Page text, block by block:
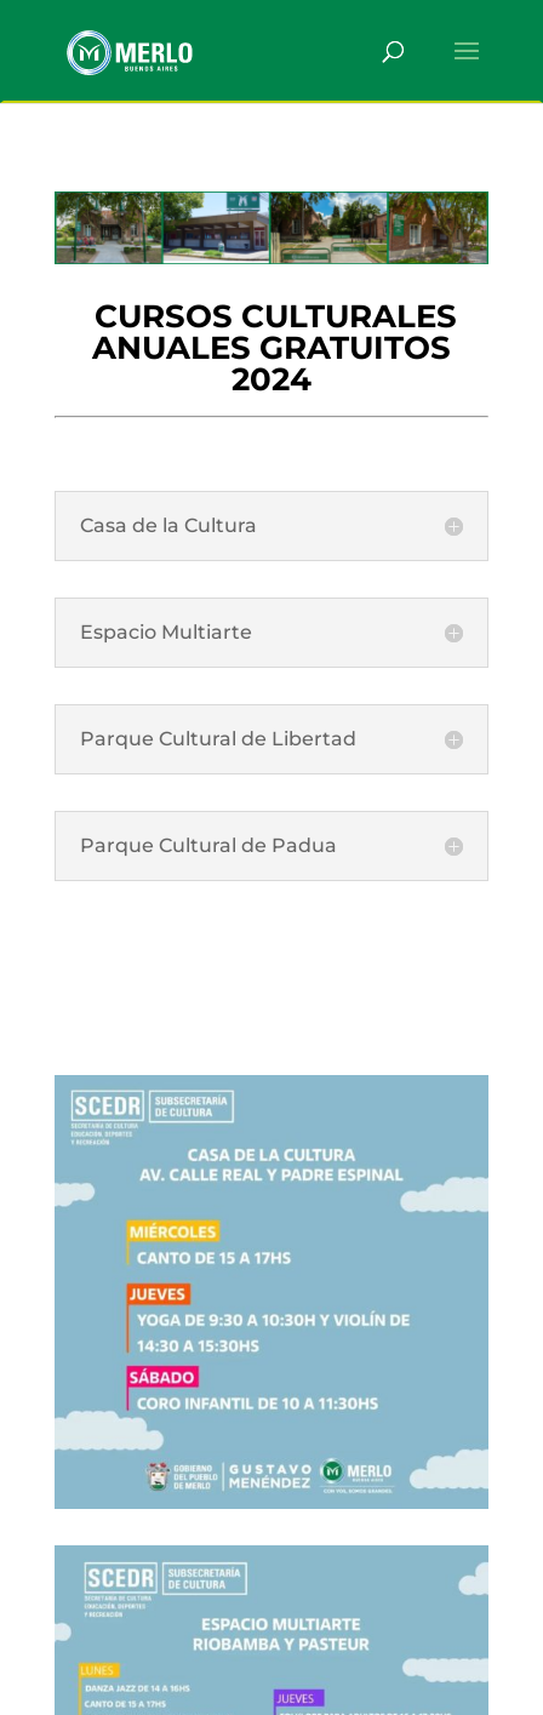
CURSOS CULTURALES
ANUALES GRATUITOS
2024
Casa de la Cultura
Espacio Multiarte
Parque Cultural de Libertad
Parque Cultural de Padua